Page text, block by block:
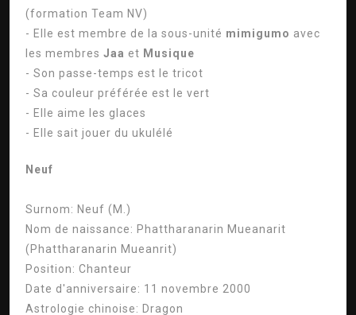
(formation Team NV)
- Elle est membre de la sous-unité mimigumo avec
les membres Jaa et Musique
- Son passe-temps est le tricot
- Sa couleur préférée est le vert
- Elle aime les glaces
- Elle sait jouer du ukulélé
Neuf
Surnom: Neuf (M.)
Nom de naissance: Phattharanarin Mueanarit
(Phattharanarin Mueanrit)
Position: Chanteur
Date d'anniversaire: 11 novembre 2000
Astrologie chinoise: Dragon